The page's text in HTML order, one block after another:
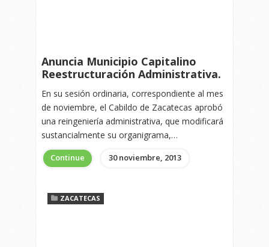
Anuncia Municipio Capitalino
Reestructuración Administrativa.
En su sesión ordinaria, correspondiente al mes
de noviembre, el Cabildo de Zacatecas aprobó
una reingeniería administrativa, que modificará
sustancialmente su organigrama,…
Continue 30 noviembre, 2013
ZACATECAS